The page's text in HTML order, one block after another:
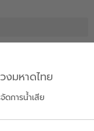
งมหาดไทย
ดการน้ำเสีย